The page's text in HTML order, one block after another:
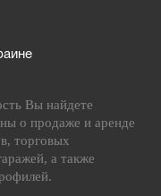
Вы найдете
о продаже и аренде
торговых
а также